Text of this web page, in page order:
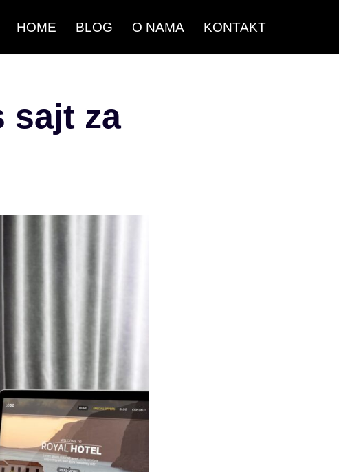
HOME BLOG O NAMA KONTAKT
sajt za